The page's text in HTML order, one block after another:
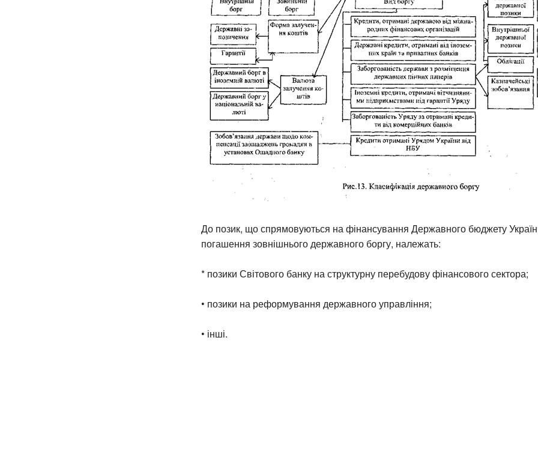
До позик, що спрямовуються на фінансування Державного бюджету
погашення зовнішнього державного боргу, належать:
* позики Світового банку на структурну перебудову фінансового сектора;
• позики на реформування державного управління;
• інші.